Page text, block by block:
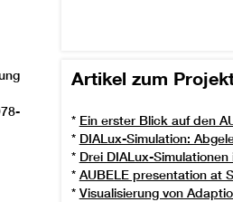
Artikel zum
* Ein erster Blick auf den
* DIALux-Simulation:
* Drei DIALux-
* AUBELE presentation at
* Visualisierung von